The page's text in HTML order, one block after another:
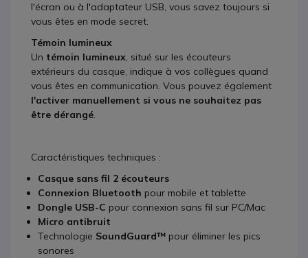
l'écran ou à l'adaptateur USB, vous savez toujours si
vous êtes en mode secret.
Témoin lumineux
Un témoin lumineux, situé sur les écouteurs
extérieurs du casque, indique à vos collègues quand
vous êtes en communication. Vous pouvez également
l'activer manuellement si vous ne souhaitez pas
être dérangé.
Caractéristiques techniques :
Casque sans fil 2 écouteurs
Connexion Bluetooth pour mobile et tablette
Dongle USB-C pour connexion sans fil sur PC/Mac
Micro antibruit
Technologie SoundGuard™ pour éliminer les pics
sonores